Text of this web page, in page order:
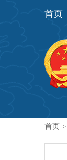
首页
首页 >